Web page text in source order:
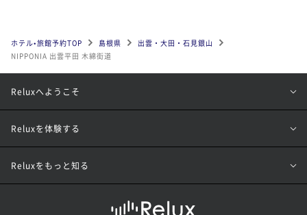
ホテル•旅館予約TOP 島根県
出雲・大田・石見銀山
NIPPONIA 出雲平田 木綿街道
Reluxへようこそ
Reluxを体験する
Reluxをもっと知る